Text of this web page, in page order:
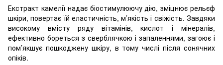
Екстракт камелії надає біостимулюючу дію, зміцнює рельєф
шкіри, повертає їй еластичність, м’якість і свіжість. Завдяки
високому вмісту ряду вітамінів, кислот і мінералів,
ефективно бореться з сверблячкою і запаленнями, загоює і
пом’якшує пошкоджену шкіру, в тому числі після сонячних
опіків.